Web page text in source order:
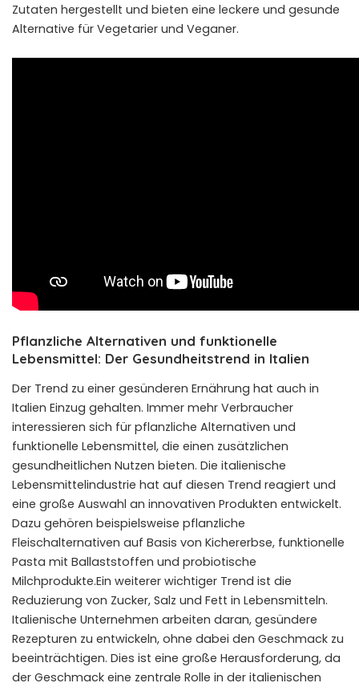
Zutaten hergestellt und bieten eine leckere und gesunde
Alternative für Vegetarier und Veganer.
Pflanzliche Alternativen und funktionelle
Lebensmittel: Der Gesundheitstrend in Italien
Der Trend zu einer gesünderen Ernährung hat auch in
Italien Einzug gehalten. Immer mehr Verbraucher
interessieren sich für pflanzliche Alternativen und
funktionelle Lebensmittel, die einen zusätzlichen
gesundheitlichen Nutzen bieten. Die italienische
Lebensmittelindustrie hat auf diesen Trend reagiert und
eine große Auswahl an innovativen Produkten entwickelt.
Dazu gehören beispielsweise pflanzliche
Fleischalternativen auf Basis von Kichererbse, funktionelle
Pasta mit Ballaststoffen und probiotische
Milchprodukte.Ein weiterer wichtiger Trend ist die
Reduzierung von Zucker, Salz und Fett in Lebensmitteln.
Italienische Unternehmen arbeiten daran, gesündere
Rezepturen zu entwickeln, ohne dabei den Geschmack zu
beeinträchtigen. Dies ist eine große Herausforderung, da
der Geschmack eine zentrale Rolle in der italienischen